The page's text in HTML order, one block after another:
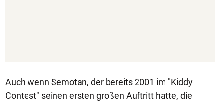
Auch wenn Semotan, der bereits 2001 im "Kiddy
Contest" seinen ersten großen Auftritt hatte, die